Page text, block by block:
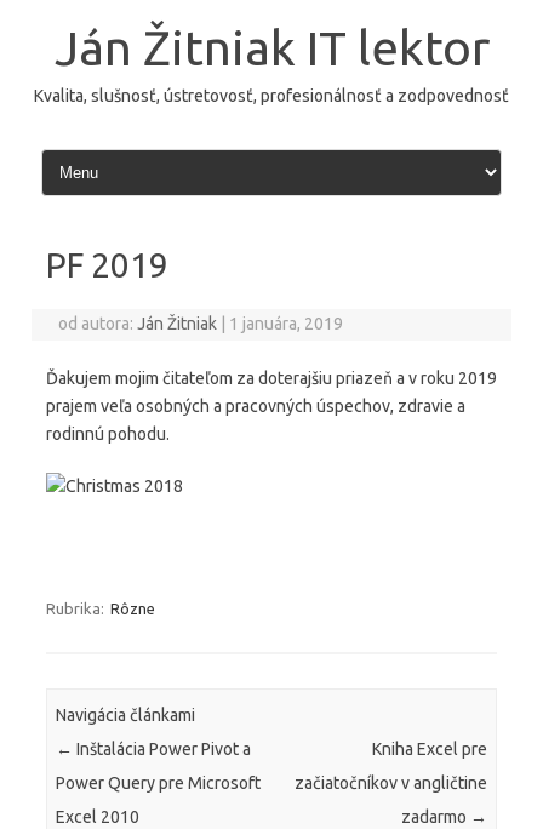
Ján Žitniak IT lektor
Kvalita, slušnosť, ústretovosť, profesionálnosť a zodpovednosť
PF 2019
od autora:Ján Žitniak 1 januára, 2019
Ďakujem mojim čitateľom za doterajšiu priazeň a v roku 2019
prajem veľa osobných a pracovných úspechov, zdravie a
rodinnú pohodu.
Rubrika: Rôzne
Navigácia článkami
← Inštalácia Power Pivot a
Power Query pre Microsoft
Excel 2010
Kniha Excel pre
začiatočníkov v angličtine
zadarmo →